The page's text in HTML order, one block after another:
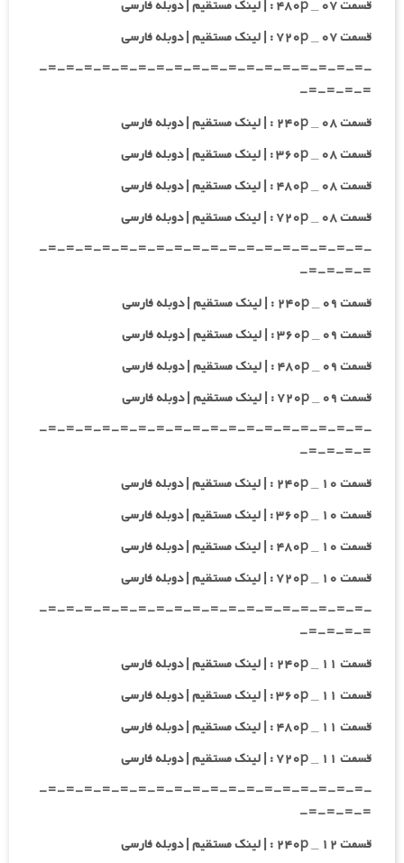
قسمت ۰۷ _ ۴۸۰p : | لینک مستقیم | دوبله فارسی
قسمت ۰۷ _ ۷۲۰p : | لینک مستقیم | دوبله فارسی
-=-=-=-=-=-=-=-=-=-=-=-=-=-=-=-=-=-=-
=-=-=-=-
قسمت ۰۸ _ ۲۴۰p : | لینک مستقیم | دوبله فارسی
قسمت ۰۸ _ ۳۶۰p : | لینک مستقیم | دوبله فارسی
قسمت ۰۸ _ ۴۸۰p : | لینک مستقیم | دوبله فارسی
قسمت ۰۸ _ ۷۲۰p : | لینک مستقیم | دوبله فارسی
-=-=-=-=-=-=-=-=-=-=-=-=-=-=-=-=-=-=-
=-=-=-=-
قسمت ۰۹ _ ۲۴۰p : | لینک مستقیم | دوبله فارسی
قسمت ۰۹ _ ۳۶۰p : | لینک مستقیم | دوبله فارسی
قسمت ۰۹ _ ۴۸۰p : | لینک مستقیم | دوبله فارسی
قسمت ۰۹ _ ۷۲۰p : | لینک مستقیم | دوبله فارسی
-=-=-=-=-=-=-=-=-=-=-=-=-=-=-=-=-=-=-
=-=-=-=-
قسمت ۱۰ _ ۲۴۰p : | لینک مستقیم | دوبله فارسی
قسمت ۱۰ _ ۳۶۰p : | لینک مستقیم | دوبله فارسی
قسمت ۱۰ _ ۴۸۰p : | لینک مستقیم | دوبله فارسی
قسمت ۱۰ _ ۷۲۰p : | لینک مستقیم | دوبله فارسی
-=-=-=-=-=-=-=-=-=-=-=-=-=-=-=-=-=-=-
=-=-=-=-
قسمت ۱۱ _ ۲۴۰p : | لینک مستقیم | دوبله فارسی
قسمت ۱۱ _ ۳۶۰p : | لینک مستقیم | دوبله فارسی
قسمت ۱۱ _ ۴۸۰p : | لینک مستقیم | دوبله فارسی
قسمت ۱۱ _ ۷۲۰p : | لینک مستقیم | دوبله فارسی
-=-=-=-=-=-=-=-=-=-=-=-=-=-=-=-=-=-=-
=-=-=-=-
قسمت ۱۲ _ ۲۴۰p : | لینک مستقیم | دوبله فارسی